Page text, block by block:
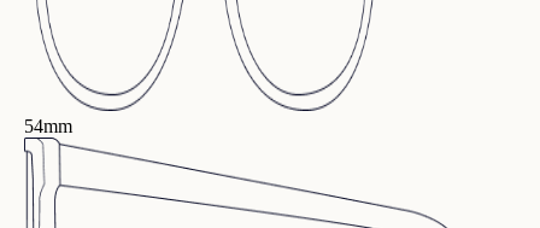
54mm